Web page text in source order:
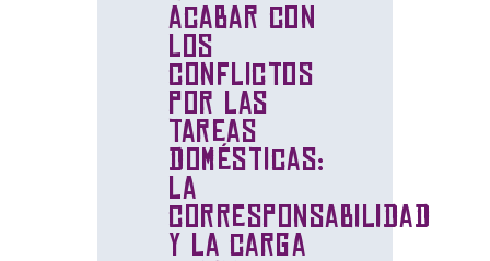
acabar con
los
conflictos
por las
tareas
domésticas:
la
corresponsabilidad
y la carga